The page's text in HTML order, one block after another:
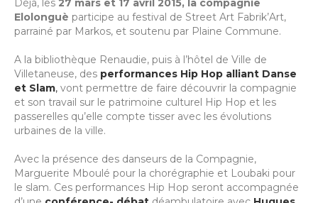
Déjà, les 27 mars et 17 avril 2015, la compagnie
Elolonguè participe au festival de Street Art Fabrik’Art,
parrainé par Markos, et soutenu par Plaine Commune.
A la bibliothèque Renaudie, puis à l’hôtel de Ville de
Villetaneuse, des performances Hip Hop alliant Danse
et Slam, vont permettre de faire découvrir la compagnie
et son travail sur le patrimoine culturel Hip Hop et les
passerelles qu’elle compte tisser avec les évolutions
urbaines de la ville.
Avec la présence des danseurs de la Compagnie,
Marguerite Mboulé pour la chorégraphie et Loubaki pour
le slam. Ces performances Hip Hop seront accompagnée